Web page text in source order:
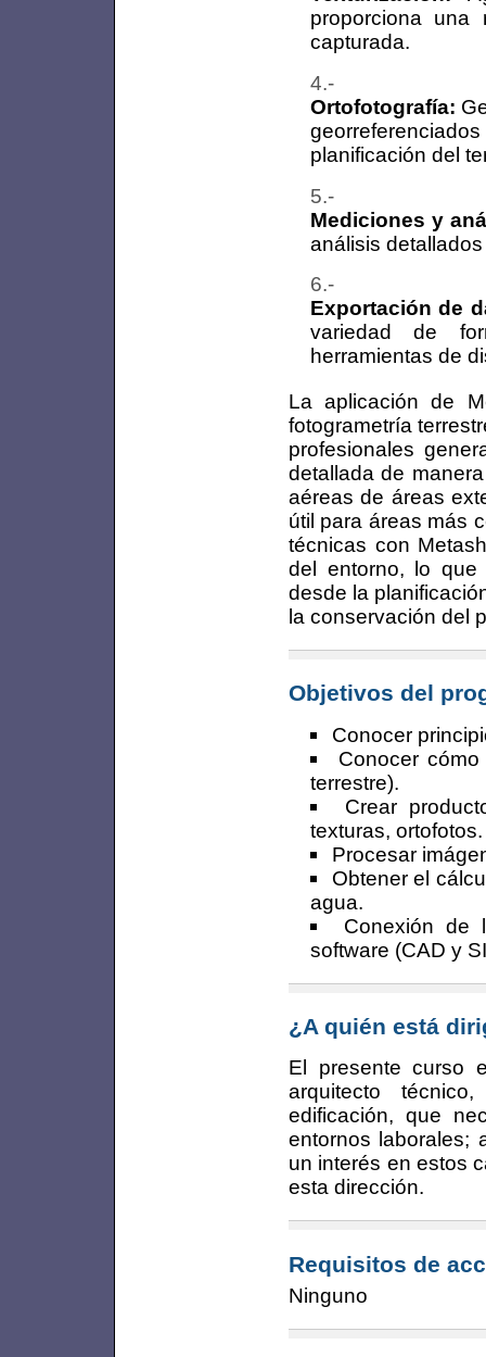
proporciona una
capturada.
Ortofotografía:
planificación del
Mediciones y
análisis
Exportación de
variedad de
herramientas de
La aplicación de
fotogrametría
profesionales
detallada de
aéreas de áreas
útil para áreas más
técnicas con
del entorno, lo
desde la
la conservación del
Objetivos del
Conocer
Conocer
terrestre).
Crear
texturas, ortofotos.
Procesar
Obtener el
agua.
Conexión de
software (CAD y
¿A quién está
El presente curso
arquitecto
edificación, que
entornos laborales;
un interés en estos
esta dirección.
Requisitos de
Ninguno